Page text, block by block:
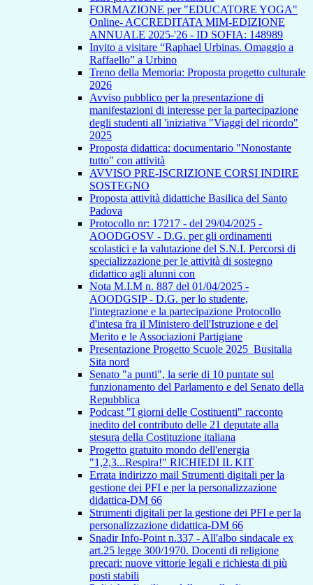
FORMAZIONE per "EDUCATORE YOGA"
Online- ACCREDITATA MIM-EDIZIONE
ANNUALE 2025-'26 - ID SOFIA: 148989
Invito a visitare “Raphael Urbinas. Omaggio a
Raffaello” a Urbino
Treno della Memoria: Proposta progetto culturale
2026
Avviso pubblico per la presentazione di
manifestazioni di interesse per la partecipazione
degli studenti all 'iniziativa "Viaggi del ricordo"
2025
Proposta didattica: documentario "Nonostante
tutto" con attività
AVVISO PRE-ISCRIZIONE CORSI INDIRE
SOSTEGNO
Proposta attività didattiche Basilica del Santo
Padova
Protocollo nr: 17217 - del 29/04/2025 -
AOODGOSV - D.G. per gli ordinamenti
scolastici e la valutazione del S.N.I. Percorsi di
specializzazione per le attività di sostegno
didattico agli alunni con
Nota M.I.M n. 887 del 01/04/2025 -
AOODGSIP - D.G. per lo studente,
l'integrazione e la partecipazione Protocollo
d'intesa fra il Ministero dell'Istruzione e del
Merito e le Associazioni Partigiane
Presentazione Progetto Scuole 2025_Busitalia
Sita nord
Senato "a punti", la serie di 10 puntate sul
funzionamento del Parlamento e del Senato della
Repubblica
Podcast "I giorni delle Costituenti" racconto
inedito del contributo delle 21 deputate alla
stesura della Costituzione italiana
Progetto gratuito mondo dell'energia
"1,2,3...Respira!" RICHIEDI IL KIT
Errata indirizzo mail Strumenti digitali per la
gestione dei PFI e per la personalizzazione
didattica-DM 66
Strumenti digitali per la gestione dei PFI e per la
personalizzazione didattica-DM 66
Snadir Info-Point n.337 - All'albo sindacale ex
art.25 legge 300/1970. Docenti di religione
precari: nuove vittorie legali e richiesta di più
posti stabili